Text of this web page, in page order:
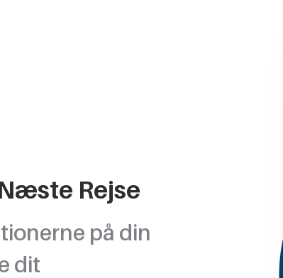
Rejse
på din
dit